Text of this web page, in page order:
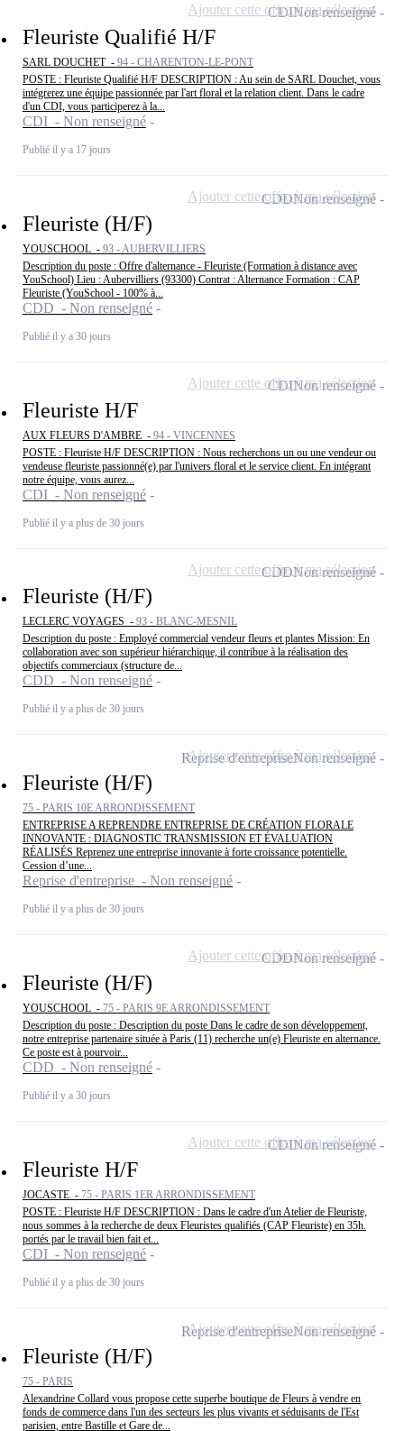
Fleuriste Qualifié H/F
SARL DOUCHET - 94 - CHARENTON-LE-PONT
POSTE : Fleuriste Qualifié H/F DESCRIPTION : Au sein de SARL Douchet, vous
intégrerez une équipe passionnée par l'art floral et la relation client. Dans le cadre
d'un CDI, vous participerez à la...
CDI - Non renseigné
Publié il y a 17 jours
CDINon renseigné
Ajouter cette offre à ma sélection
Fleuriste (H/F)
YOUSCHOOL - 93 - AUBERVILLIERS
Description du poste : Offre d'alternance - Fleuriste (Formation à distance avec
YouSchool) Lieu : Aubervilliers (93300) Contrat : Alternance Formation : CAP
Fleuriste (YouSchool - 100% à...
CDD - Non renseigné
Publié il y a 30 jours
CDDNon renseigné
Ajouter cette offre à ma sélection
Fleuriste H/F
AUX FLEURS D'AMBRE - 94 - VINCENNES
POSTE : Fleuriste H/F DESCRIPTION : Nous recherchons un ou une vendeur ou
vendeuse fleuriste passionné(e) par l'univers floral et le service client. En intégrant
notre équipe, vous aurez...
CDI - Non renseigné
Publié il y a plus de 30 jours
CDINon renseigné
Ajouter cette offre à ma sélection
Fleuriste (H/F)
LECLERC VOYAGES - 93 - BLANC-MESNIL
Description du poste : Employé commercial vendeur fleurs et plantes Mission: En
collaboration avec son supérieur hiérarchique, il contribue à la réalisation des
objectifs commerciaux (structure de...
CDD - Non renseigné
Publié il y a plus de 30 jours
CDDNon renseigné
Ajouter cette offre à ma sélection
Fleuriste (H/F)
75 - PARIS 10E ARRONDISSEMENT
ENTREPRISE A REPRENDRE ENTREPRISE DE CRÉATION FLORALE
INNOVANTE : DIAGNOSTIC TRANSMISSION ET ÉVALUATION
RÉALISÉS Reprenez une entreprise innovante à forte croissance potentielle.
Cession d’une...
Reprise d'entreprise - Non renseigné
Publié il y a plus de 30 jours
Reprise d'entrepriseNon renseigné
Ajouter cette offre à ma sélection
Fleuriste (H/F)
YOUSCHOOL - 75 - PARIS 9E ARRONDISSEMENT
Description du poste : Description du poste Dans le cadre de son développement,
notre entreprise partenaire située à Paris (11) recherche un(e) Fleuriste en alternance.
Ce poste est à pourvoir...
CDD - Non renseigné
Publié il y a 30 jours
CDDNon renseigné
Ajouter cette offre à ma sélection
Fleuriste H/F
JOCASTE - 75 - PARIS 1ER ARRONDISSEMENT
POSTE : Fleuriste H/F DESCRIPTION : Dans le cadre d'un Atelier de Fleuriste,
nous sommes à la recherche de deux Fleuristes qualifiés (CAP Fleuriste) en 35h.
portés par le travail bien fait et...
CDI - Non renseigné
Publié il y a plus de 30 jours
CDINon renseigné
Ajouter cette offre à ma sélection
Fleuriste (H/F)
75 - PARIS
Alexandrine Collard vous propose cette superbe boutique de Fleurs à vendre en
fonds de commerce dans l'un des secteurs les plus vivants et séduisants de l'Est
parisien, entre Bastille et Gare de...
Reprise d'entrepriseNon renseigné
Ajouter cette offre à ma sélection